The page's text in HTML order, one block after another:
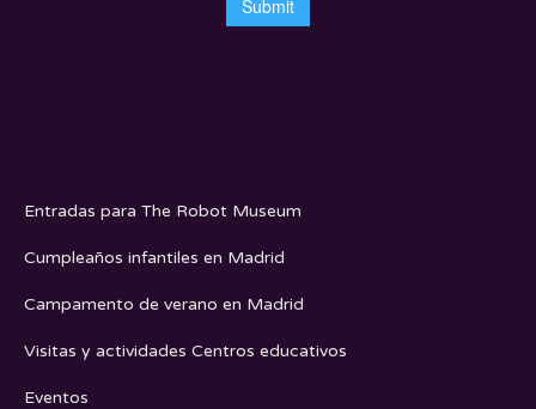
Entradas para The Robot Museum
Cumpleaños infantiles en Madrid
Campamento de verano en Madrid
Visitas y actividades Centros educativos
Eventos